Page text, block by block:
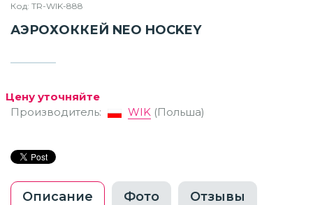
Код: TR-WIK-888
АЭРОХОККЕЙ NEO HOCKEY
Цену уточняйте
Производитель:
WIK (Польша)
Описание Фото Отзывы